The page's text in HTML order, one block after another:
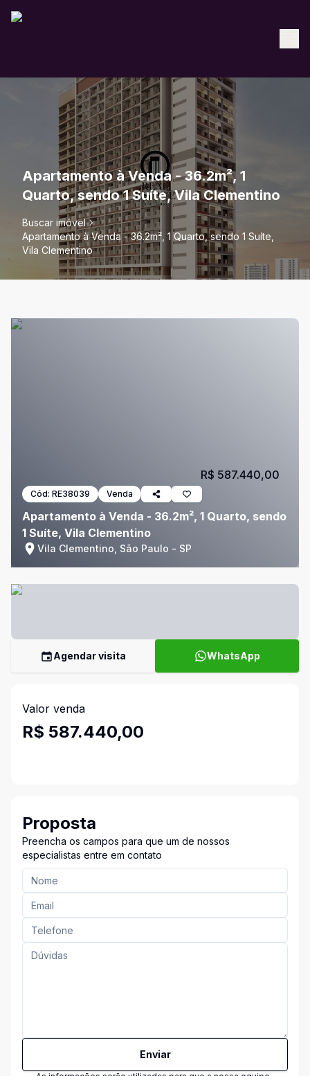
Apartamento à Venda - 36.2m², 1
Quarto, sendo 1 Suíte, Vila Clementino
Buscar imóvel
Apartamento à Venda - 36.2m², 1 Quarto, sendo 1 Suíte,
Vila Clementino
Cód: RE38039 Venda
Apartamento à Venda - 36.2m², 1 Quarto, sendo
1 Suíte, Vila Clementino
Vila Clementino, São Paulo - SP
R$ 587.440,00
Agendar visita WhatsApp
Valor venda
R$ 587.440,00
Proposta
Preencha os campos para que um de nossos
especialistas entre em contato
Enviar